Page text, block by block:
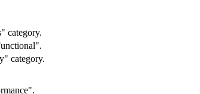
category.
category.